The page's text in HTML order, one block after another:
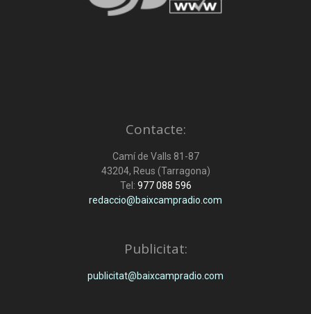
Contacte:
Camí de Valls 81-87
43204, Reus (Tarragona)
Tel: 977 088 596
redaccio@baixcampradio.com
Publicitat:
publicitat@baixcampradio.com